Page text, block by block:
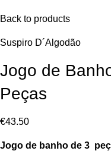
Back to products
Suspiro D´Algodão
Jogo de
Peças
€43.50
Jogo de banho de 3